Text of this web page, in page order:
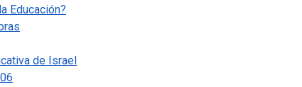
Educación?
de Israel